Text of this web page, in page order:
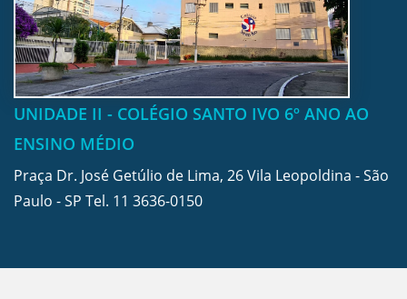
UNIDADE II - COLÉGIO SANTO IVO 6º ANO AO
ENSINO MÉDIO
Praça Dr. José Getúlio de Lima, 26 Vila Leopoldina - São
Paulo - SP Tel. 11 3636-0150